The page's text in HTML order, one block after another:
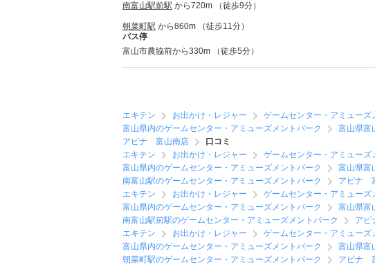
南富山駅前駅 から720m （徒歩9分）
朝菜町駅 から860m （徒歩11分）
バス停
富山市農協前から330m （徒歩5分）
エキテン お出かけ・レジャー
ゲームセンター・アミューズ
富山県内のゲームセンター・アミューズメントパーク
富山県富
アピナ 富山南店
口コミ
エキテン
お出かけ・レジャー
ゲームセンター・アミューズ
富山県内のゲームセンター・アミューズメントパーク
富山県富
南富山駅のゲームセンター・アミューズメントパーク
アピナ
エキテン
お出かけ・レジャー
ゲームセンター・アミューズ
富山県内のゲームセンター・アミューズメントパーク
富山県富
南富山駅前駅のゲームセンター・アミューズメントパーク
ア
エキテン
お出かけ・レジャー
ゲームセンター・アミューズ
富山県内のゲームセンター・アミューズメントパーク
富山県富
朝菜町駅のゲームセンター・アミューズメントパーク
アピナ